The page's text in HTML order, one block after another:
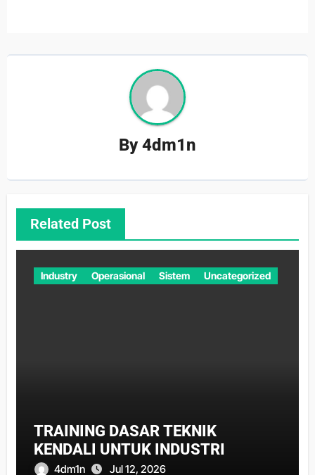
By4dm1n
Related Post
Industry Operasional Sistem Uncategorized
TRAINING DASAR TEKNIK
KENDALI UNTUK INDUSTRI
4dm1n Jul 12, 2026